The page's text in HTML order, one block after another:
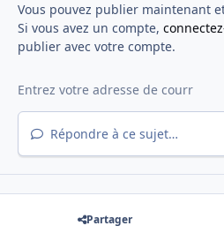
Vous pouvez publier maintenant
Si vous avez un compte,
publier avec votre compte.
Répondre à ce sujet…
Partager